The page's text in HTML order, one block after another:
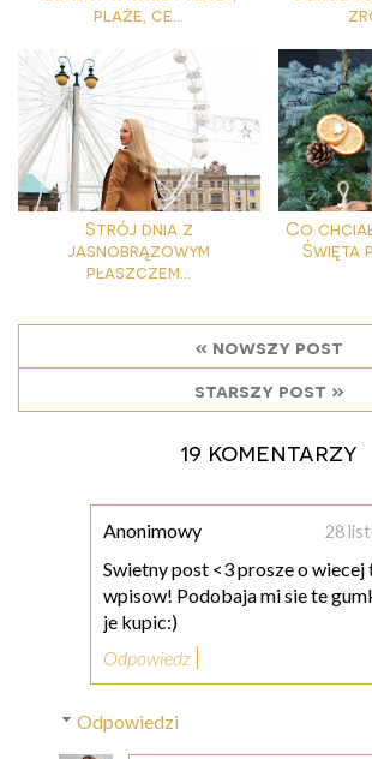
plaże, ce...
Strój dnia z
jasnobrązowym
płaszczem...
Co
Święta
« nowszy post
starszy post »
19 komentarzy
Anonimowy 28
Swietny post <3 prosze o wiecej
wpisow! Podobaja mi sie te
je kupic:)
Odpowiedz
Odpowiedzi